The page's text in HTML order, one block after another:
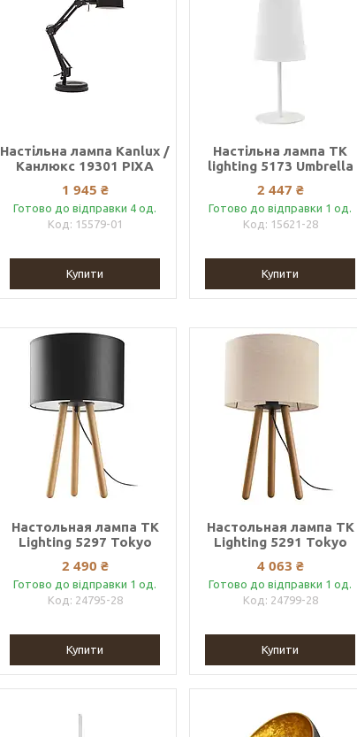
Настільна лампа Kanlux /
Канлюкс 19301 PIXA
1 945 ₴
Готово до відправки 4 од.
15579-01
Купити
Настільна лампа TK
lighting 5173 Umbrella
2 447 ₴
Готово до відправки 1 од.
15621-28
Купити
Настольная лампа TK
Lighting 5297 Tokyo
2 490 ₴
Готово до відправки 1 од.
24795-28
Купити
Настольная лампа TK
Lighting 5291 Tokyo
4 063 ₴
Готово до відправки 1 од.
24799-28
Купити